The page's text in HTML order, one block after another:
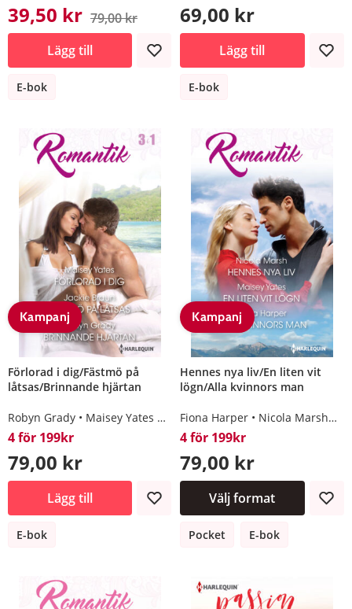
39,50 kr 79,00 kr
Lägg till
E-bok
69,00 kr
Lägg till
E-bok
Kampanj
Förlorad i dig/Fästmö på
låtsas/Brinnande hjärtan
Robyn Grady Maisey Yates Jackie Braun
4 för 199kr
79,00 kr
Lägg till
E-bok
Kampanj
Hennes nya liv/En liten vit
lögn/Alla kvinnors man
Fiona Harper Nicola Marsh
4 för 199kr
79,00 kr
Välj format
Pocket E-bok